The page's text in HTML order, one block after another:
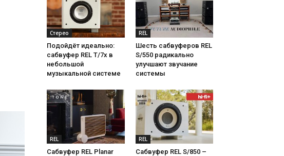
Стерео
Подойдёт идеально:
сабвуфер REL T/7x в
небольшой
музыкальной системе
REL
Шесть сабвуферов REL
S/550 радикально
улучшают звучание
системы
REL
Сабвуфер REL Planar
REL
Сабвуфер REL S/850 –